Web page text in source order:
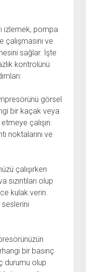
izlemek, pompa
ve
sağlar. İşte
kontrolünü
görsel
bir kaçak veya
çalışın.
noktalarını ve
çalışırken
olup
kulak verin.
seslerini
bir basınç
durumu olup